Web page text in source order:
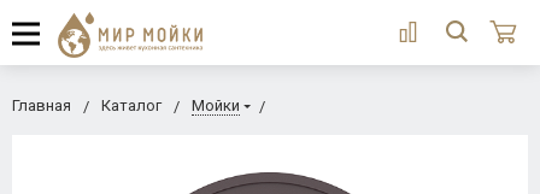
Главная Каталог Мойки